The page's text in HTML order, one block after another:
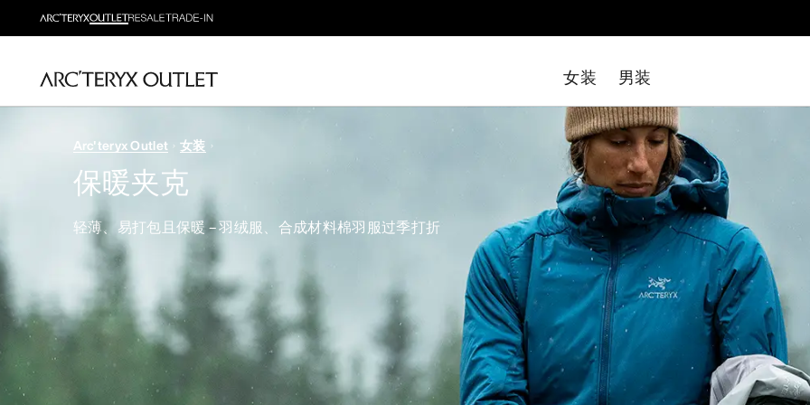
女装 男装
Arc'teryx Outlet 女装
保暖夹克
轻薄、易打包且保暖 – 羽绒服、合成材料棉羽服过季打折